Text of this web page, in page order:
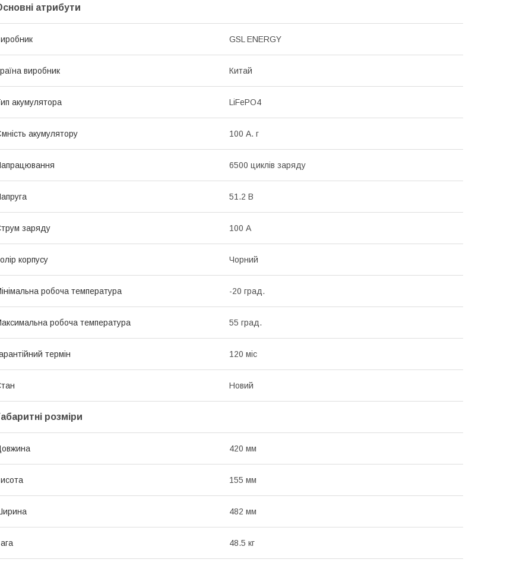
атрибути
GSL ENERGY
виробник Китай
акумулятора LiFePO4
акумулятору 100 А. г
6500 циклів заряду
51.2 В
заряду 100 А
корпусу Чорний
робоча температура -20 град.
робоча температура 55 град.
термін 120 міс
Новий
розміри
420 мм
155 мм
482 мм
48.5 кг